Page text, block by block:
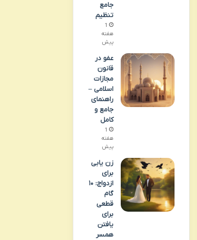
جامع
تنظیم
1
هفته
پیش
عفو در
قانون
مجازات
اسلامی –
راهنمای
جامع و
کامل
1
هفته
پیش
زن یابی
برای
ازدواج: ۱۰
گام
قطعی
برای
یافتن
همسر